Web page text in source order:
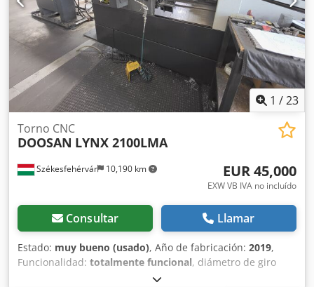
1 /23
Székesfehérvár 10,190 km
Torno CNC
DOOSAN LYNX 2100LMA
EUR 45,000
EXW VB IVA no incluído
Consultar Llamar
Estado: muy bueno (usado), Año de fabricación: 2019,
Funcionalidad: totalmente funcional, diámetro de giro
300 mm